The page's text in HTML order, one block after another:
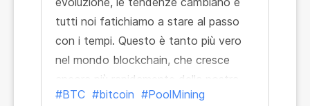
tutti noi fatichiamo a stare al passo
con i tempi. Questo è tanto più vero
nel mondo blockchain, che cresce
ancora più rapidamente della nostra
vita di tutti i giorni. La cosa positiva è
#BTC #bitcoin #PoolMining